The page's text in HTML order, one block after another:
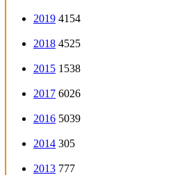
2019 4154
2018 4525
2015 1538
2017 6026
2016 5039
2014 305
2013 777